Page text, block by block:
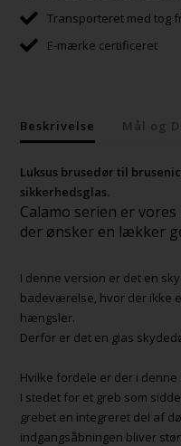
Transporteret med tog
E-mærke certificeret
Beskrivelse Mål og
Luksus brusedør til
sikkerhedsglas.
Calamo serien er
der ønsker en lækker
I denne version er det en
badeværelse, hvor der ikke
hængsler.
Derfor er det en glas
Hvilke fordele er der i denne
I stedet for et greb som
grebet en integreret del af
indgangsåbningen bliver